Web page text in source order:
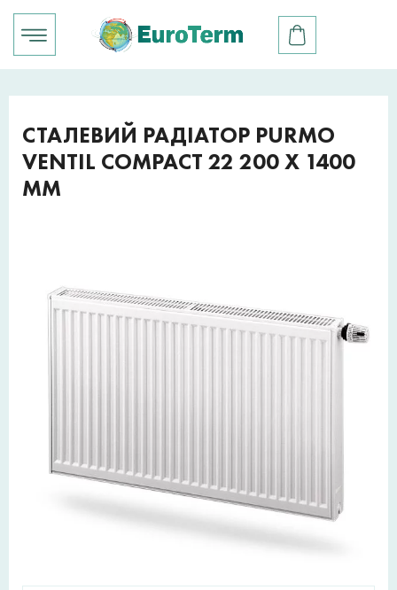
СТАЛЕВИЙ РАДІАТОР PURMO
VENTIL COMPACT 22 200 X 1400
ММ